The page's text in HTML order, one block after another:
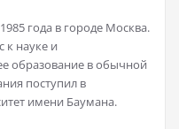
года в городе Москва.
к науке и
образование в обычной
поступил в
имени Баумана.